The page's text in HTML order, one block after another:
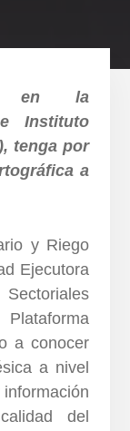
en la
Instituto
tenga por
a
y Riego
Ejecutora
a conocer
a nivel
del